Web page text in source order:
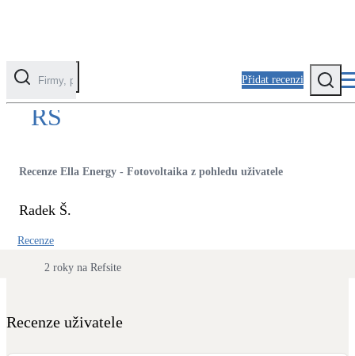
Přidat recenzi
Kategorie
Fotovoltaika
Solární ohřev vody
RŠ
Recenze Ella Energy - Fotovoltaika z pohledu uživatele
Radek Š.
Recenze
2 roky na Refsite
Recenze uživatele